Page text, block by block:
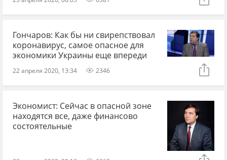
Гончаров: Как бы ни свирепствовал
коронавирус, самое опасное для
экономики Украины еще впереди
22 апреля 2020, 13:34 2346
Экономист: Сейчас в опасной зоне
находятся все, даже финансово
состоятельные